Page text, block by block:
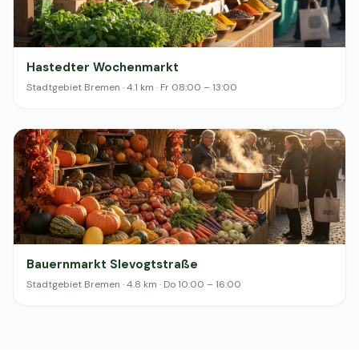
Hastedter Wochenmarkt
Stadtgebiet Bremen · 4.1 km · Fr 08:00 – 13:00
Bauernmarkt Slevogtstraße
Stadtgebiet Bremen · 4.8 km · Do 10:00 – 16:00